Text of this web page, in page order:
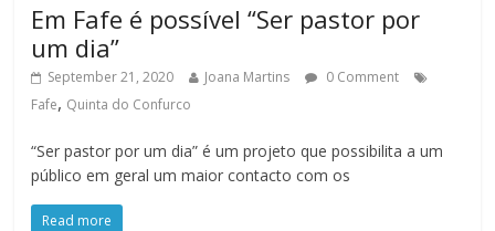
Em Fafe é possível “Ser pastor por
um dia”
September 21, 2020 Joana Martins
0 Comment
Fafe, Quinta do Confurco
“Ser pastor por um dia” é um projeto que possibilita a um
público em geral um maior contacto com os
Read more